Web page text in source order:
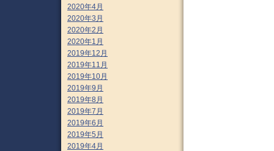
2020年4月
2020年3月
2020年2月
2020年1月
2019年12月
2019年11月
2019年10月
2019年9月
2019年8月
2019年7月
2019年6月
2019年5月
2019年4月